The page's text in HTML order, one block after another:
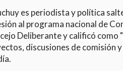
es periodista y política
al programa nacional de
Deliberante y calificó
discusiones de comisión